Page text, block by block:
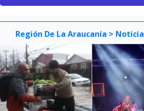
Región De La Araucanía > Noticia